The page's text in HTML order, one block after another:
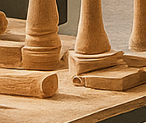
ו
ר
ע
ל
י
כ
ם
ב
ה
ק
ד
ם